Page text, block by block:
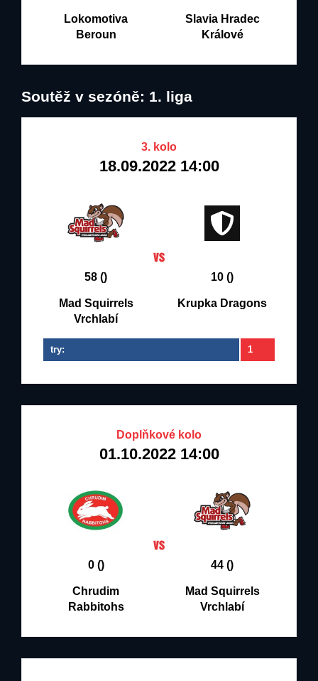
Lokomotiva
Beroun
Slavia Hradec
Králové
Soutěž v sezóně: 1. liga
3. kolo
18.09.2022 14:00
58 ()
Mad Squirrels
Vrchlabí
10 ()
Krupka Dragons
try: 1
Doplňkové kolo
01.10.2022 14:00
0 ()
Chrudim
Rabbitohs
44 ()
Mad Squirrels
Vrchlabí